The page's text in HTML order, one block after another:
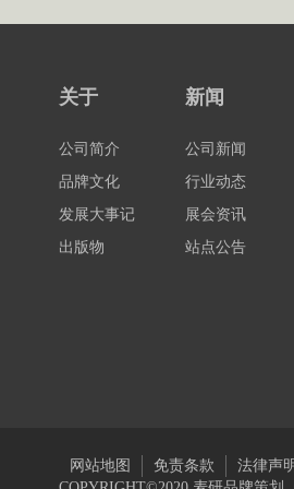
关于
公司简介
品牌文化
发展大事记
出版物
新闻
公司新闻
行业动态
展会资讯
站点公告
网站地图 免责条款 法律声